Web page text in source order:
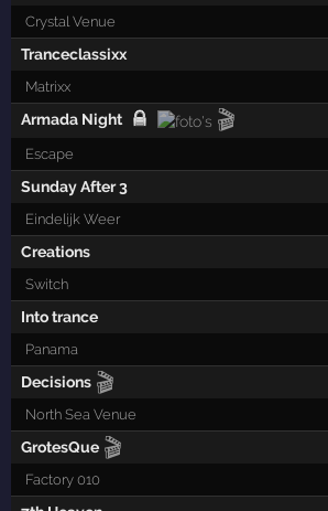
Crystal Venue
Tranceclassixx
Matrixx
Armada Night 🎬
Escape
Sunday After 3
Eindelijk Weer
Creations
Switch
Into trance
Panama
Decisions 🎬
North Sea Venue
GrotesQue 🎬
Factory 010